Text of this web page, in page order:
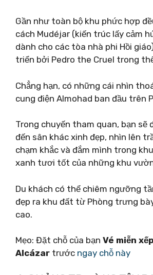
Gần như toàn bộ khu phức hợp
cách Mudéjar (kiến trúc lấy cảm
dành cho các tòa nhà phi Hồi
triển bởi Pedro the Cruel trong
Chẳng hạn, có những cái nhìn
cung điện Almohad ban đầu trên
Trong chuyến tham quan, bạn sẽ
đến sân khác xinh đẹp, nhìn lên
chạm khắc và đắm mình trong
xanh tươi tốt của những khu
Du khách có thể chiêm ngưỡng
đẹp ra khu đất từ ​​Phòng trưng
cao.
Mẹo: Đặt chỗ của bạn Vé miễn
Alcázar trước ngay chỗ này